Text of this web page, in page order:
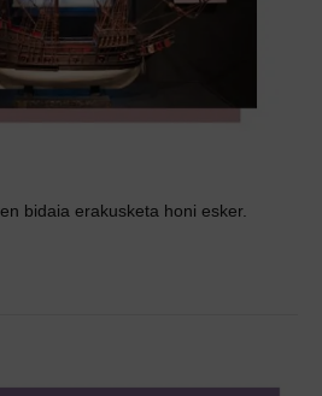
bidaia erakusketa honi esker.